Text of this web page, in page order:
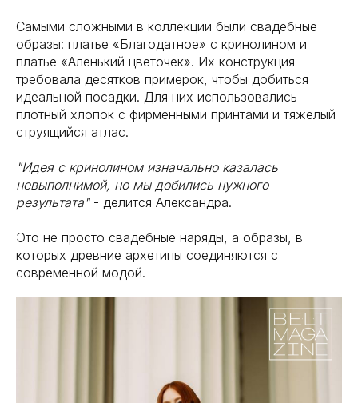
Самыми сложными в коллекции были свадебные
образы: платье «Благодатное» с кринолином и
платье «Аленький цветочек». Их конструкция
требовала десятков примерок, чтобы добиться
идеальной посадки. Для них использовались
плотный хлопок с фирменными принтами и тяжелый
струящийся атлас.
"Идея с кринолином изначально казалась
невыполнимой, но мы добились нужного
результата"- делится Александра.
Это не просто свадебные наряды, а образы, в
которых древние архетипы соединяются с
современной модой.